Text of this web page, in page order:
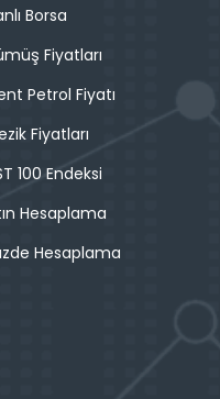
Borsa
Fiyatları
Petrol Fiyatı
Fiyatları
100 Endeksi
Hesaplama
Hesaplama